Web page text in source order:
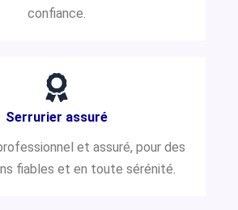
confiance.
Serrurier assuré
et assuré, pour des
fiables et en toute sérénité.